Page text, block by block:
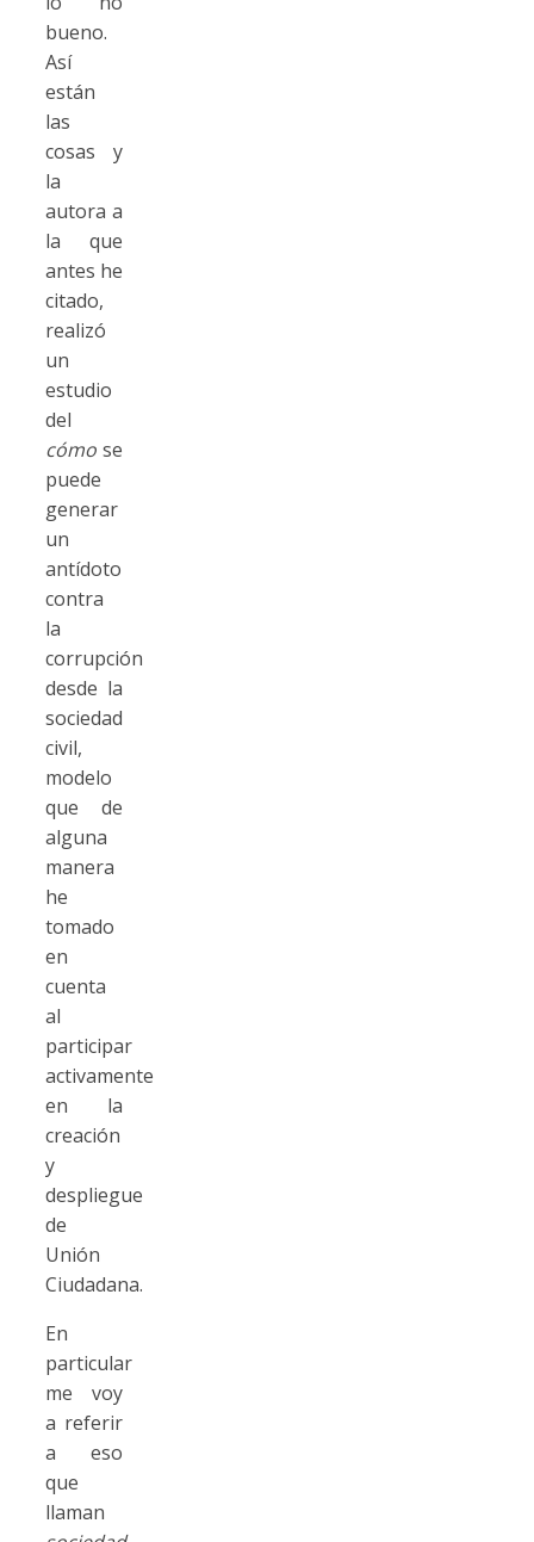
bueno.
Así
están
las
cosas y
la
autora a
la que
antes he
citado,
realizó
un
estudio
del
cómo se
puede
generar
un
antídoto
contra
la
corrupción
desde la
sociedad
civil,
modelo
que de
alguna
manera
he
tomado
en
cuenta
al
participar
activamente
en la
creación
y
despliegue
de
Unión
Ciudadana.
En
particular
me voy
a referir
a eso
que
llaman